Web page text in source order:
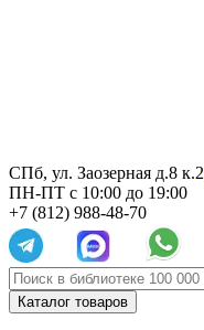
СПб, ул. Заозерная д.8 к.2
ПН-ПТ с 10:00 до 19:00
+7 (812) 988-48-70
Каталог товаров